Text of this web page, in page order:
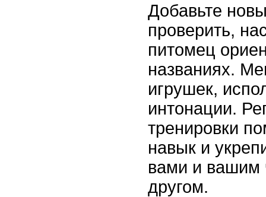
Добавьте
проверить,
питомец
названиях.
игрушек,
интонации.
тренировки
навык и
вами и вашим
другом.